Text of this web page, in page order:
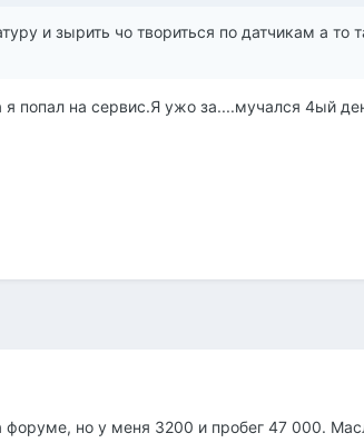
и зырить чо твориться по датчикам а то
попал на сервис.Я ужо за....мучался 4ый
но у меня 3200 и пробег 47 000.